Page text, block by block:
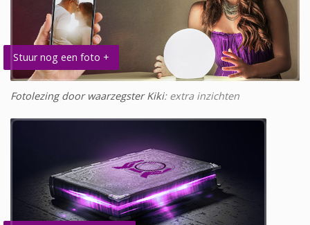
Stuur nog een foto +
Fotolezing door waarzegster Kiki: extra inzichten